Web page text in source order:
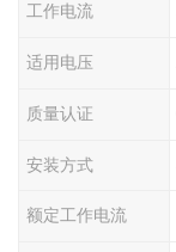
工作电流
适用电压
质量认证
安装方式
额定工作电流